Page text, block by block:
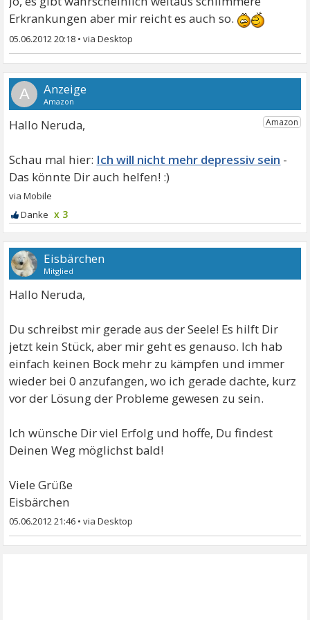
Erkrankungen aber mir reicht es auch so.
05.06.2012 20:18 •
A
Hallo Neruda,
Ich will nicht mehr depressiv sein
x 3
Eisbärchen
Mitglied
Hallo Neruda,
Du schreibst mir gerade aus der Seele! Es hilft Dir
jetzt kein Stück, aber mir geht es genauso. Ich hab
einfach keinen Bock mehr zu kämpfen und immer
wieder bei 0 anzufangen, wo ich gerade dachte, kurz
vor der Lösung der Probleme gewesen zu sein.
Ich wünsche Dir viel Erfolg und hoffe, Du findest
Deinen Weg möglichst bald!
Viele Grüße
Eisbärchen
05.06.2012 21:46 •